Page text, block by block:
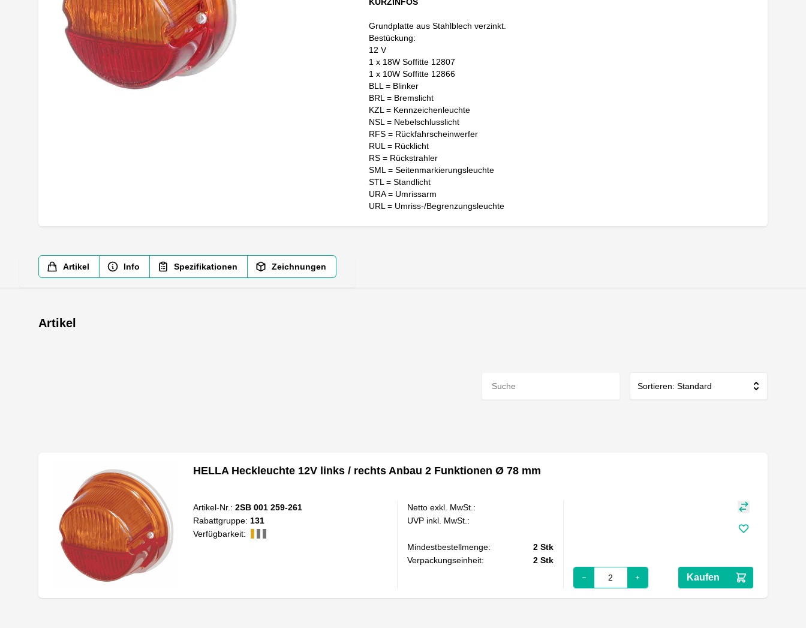
Grundplatte aus Stahlblech verzinkt.
Bestückung:
12 V
1 x 18W Soffitte 12807
1 x 10W Soffitte 12866
BLL = Blinker
BRL = Bremslicht
KZL = Kennzeichenleuchte
NSL = Nebelschlusslicht
RFS = Rückfahrscheinwerfer
RUL = Rücklicht
RS = Rückstrahler
SML = Seitenmarkierungsleuchte
STL = Standlicht
URA = Umrissarm
URL = Umriss-/Begrenzungsleuchte
Artikel Info Spezifikationen Zeichnungen
Artikel
Sortieren: Standard
HELLA Heckleuchte 12V links / rechts Anbau 2 Funktionen Ø 78 mm
Artikel-Nr.: 2SB 001 259-261
Rabattgruppe: 131
Verfügbarkeit:
Netto exkl. MwSt.:
UVP inkl. MwSt.:
Mindestbestellmenge: 2 Stk
Verpackungseinheit:
2 Stk
Kaufen